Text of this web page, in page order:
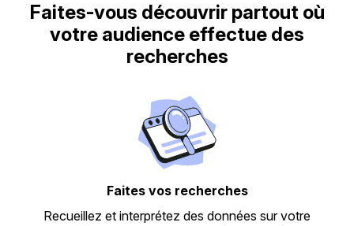
Faites-vous découvrir partout où
votre audience effectue des
recherches
Faites vos recherches
Recueillez et interprétez des données sur votre